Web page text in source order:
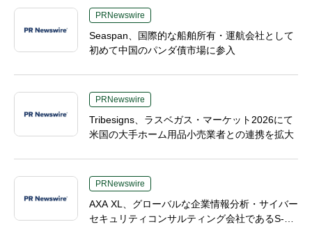
PRNewswire
Seaspan、国際的な船舶所有・運航会社として
初めて中国のパンダ債市場に参入
PRNewswire
Tribesigns、ラスベガス・マーケット2026にて
米国の大手ホーム用品小売業者との連携を拡大
PRNewswire
AXA XL、グローバルな企業情報分析・サイバー
セキュリティコンサルティング会社であるS-R